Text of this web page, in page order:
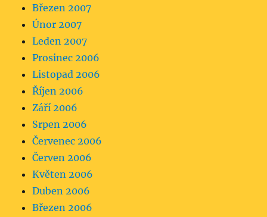
Březen 2007
Únor 2007
Leden 2007
Prosinec 2006
Listopad 2006
Říjen 2006
Září 2006
Srpen 2006
Červenec 2006
Červen 2006
Květen 2006
Duben 2006
Březen 2006